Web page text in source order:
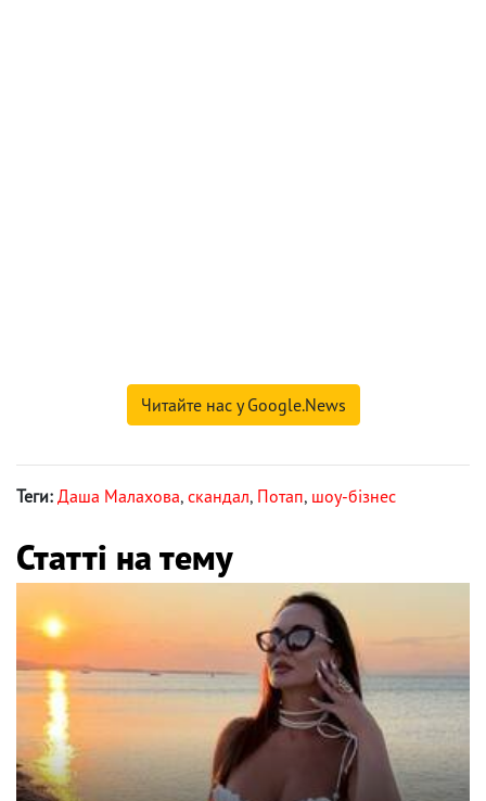
Читайте нас у Google.News
Теги: Даша Малахова, скандал, Потап, шоу-бізнес
Статті на тему